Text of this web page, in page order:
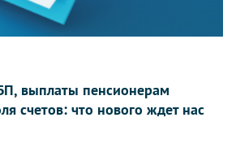
выплаты пенсионерам
счетов: что нового ждет нас